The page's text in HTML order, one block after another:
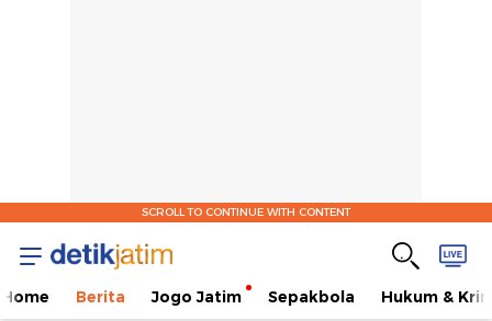
SCROLL TO CONTINUE WITH CONTENT
Home Berita Jogo Jatim Sepakbola Hukum &